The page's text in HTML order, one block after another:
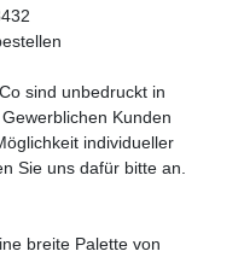
sind unbedruckt in
Kunden
individueller
Sie uns dafür bitte an.
breite Palette von